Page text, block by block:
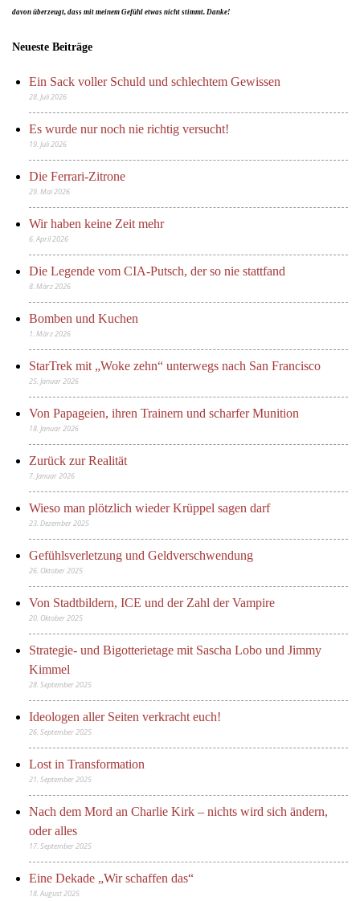
davon überzeugt, dass mit meinem Gefühl etwas nicht stimmt. Danke!
Neueste Beiträge
Ein Sack voller Schuld und schlechtem Gewissen
28. Juli 2026
Es wurde nur noch nie richtig versucht!
19. Juli 2026
Die Ferrari-Zitrone
29. Mai 2026
Wir haben keine Zeit mehr
6. April 2026
Die Legende vom CIA-Putsch, der so nie stattfand
8. März 2026
Bomben und Kuchen
1. März 2026
StarTrek mit „Woke zehn“ unterwegs nach San Francisco
25. Januar 2026
Von Papageien, ihren Trainern und scharfer Munition
18. Januar 2026
Zurück zur Realität
7. Januar 2026
Wieso man plötzlich wieder Krüppel sagen darf
23. Dezember 2025
Gefühlsverletzung und Geldverschwendung
26. Oktober 2025
Von Stadtbildern, ICE und der Zahl der Vampire
20. Oktober 2025
Strategie- und Bigotterietage mit Sascha Lobo und Jimmy
Kimmel
28. September 2025
Ideologen aller Seiten verkracht euch!
26. September 2025
Lost in Transformation
21. September 2025
Nach dem Mord an Charlie Kirk – nichts wird sich ändern,
oder alles
17. September 2025
Eine Dekade „Wir schaffen das“
18. August 2025